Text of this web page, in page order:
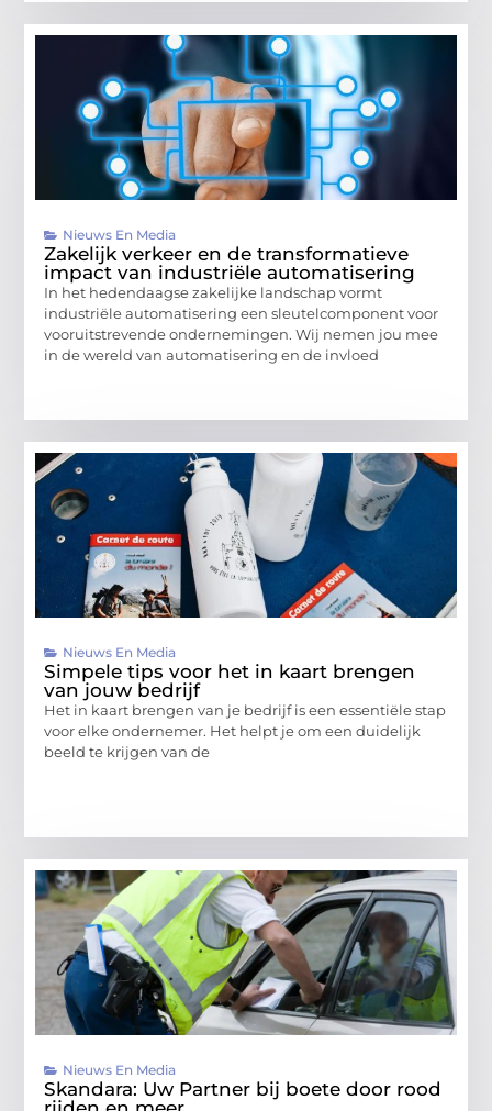
Nieuws En Media
Zakelijk verkeer en de transformatieve
impact van industriële automatisering
In het hedendaagse zakelijke landschap vormt
industriële automatisering een sleutelcomponent voor
vooruitstrevende ondernemingen. Wij nemen jou mee
in de wereld van automatisering en de invloed
Nieuws En Media
Simpele tips voor het in kaart brengen
van jouw bedrijf
Het in kaart brengen van je bedrijf is een essentiële stap
voor elke ondernemer. Het helpt je om een duidelijk
beeld te krijgen van de
Nieuws En Media
Skandara: Uw Partner bij boete door rood